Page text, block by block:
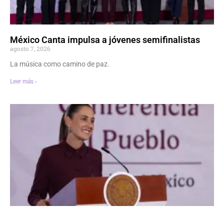
México Canta impulsa a jóvenes semifinalistas
agosto 7, 2026
La música como camino de paz.
Leer más ›